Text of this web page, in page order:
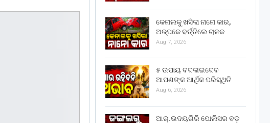
କେନାଲକୁ ଖସିଲା ନାନୋ କାର,
ଅଳ୍ପକେ ବର୍ତ୍ତିଲେ ଚାଳକ
Aug 7, 2026
୫ ଉପାୟ ବଦଳାଇଦେବ
ଆପଣଙ୍କ ଆର୍ଥିକ ପରିସ୍ଥିତି
Aug 6, 2026
ଆର୍.ଉଦୟଗିରି ପୋଲିସର ବଡ଼